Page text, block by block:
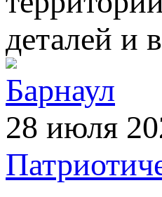
деталей и
Барнаул
28 июля